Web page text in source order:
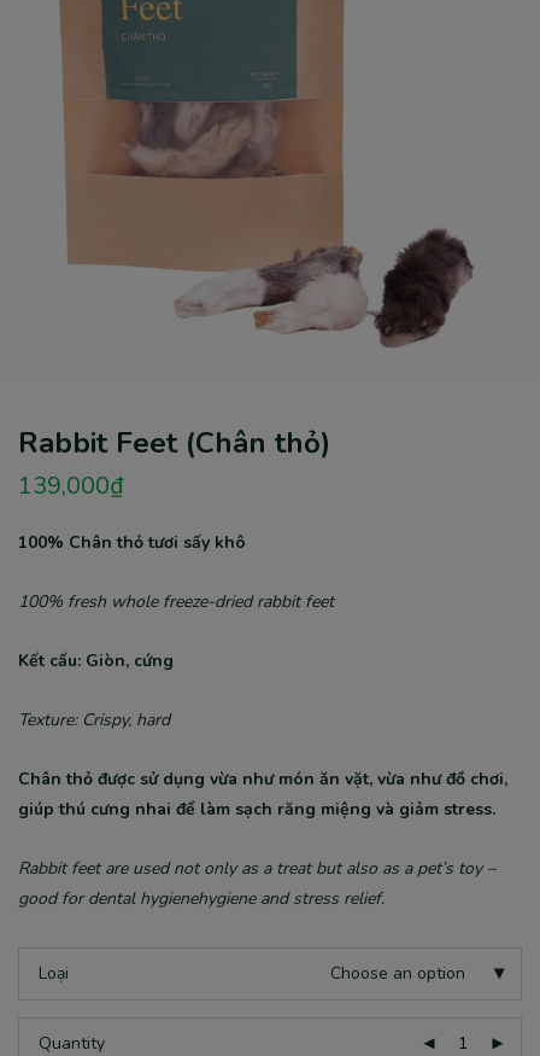
Rabbit Feet (Chân thỏ)
139,000₫
100% Chân thỏ tươi sấy khô
100% fresh whole freeze-dried rabbit feet
Kết cấu: Giòn, cứng
Texture: Crispy, hard
Chân thỏ được sử dụng vừa như món ăn vặt, vừa như đồ chơi,
giúp thú cưng nhai để làm sạch răng miệng và giảm stress.
Rabbit feet are used not only as a treat but also as a pet’s toy –
good for dental hygienehygiene and stress relief.
Loại Choose an option
Quantity